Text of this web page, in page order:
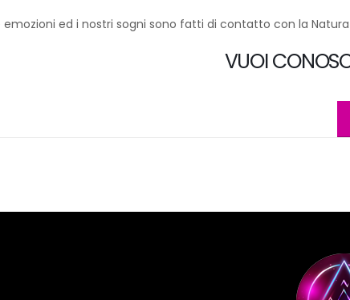
emozioni ed i nostri sogni sono fatti di contatto con la
VUOI